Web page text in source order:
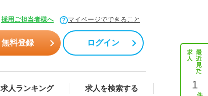
採用ご担当者様へ マイページでできること
無料登録 ログイン
求人ランキング 求人を検索する 1